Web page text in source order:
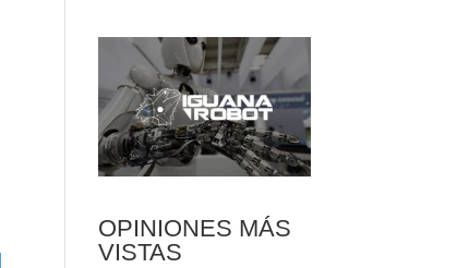
OPINIONES MÁS
VISTAS